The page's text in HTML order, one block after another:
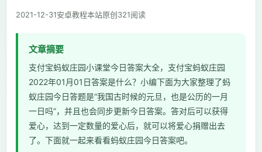
2021-12-31安卓教程本站原创321阅读
文章摘要
支付宝蚂蚁庄园小课堂今日答案大全，支付宝蚂蚁庄园
2022年01月01日答案是什么？小编下面为大家整理了蚂
蚁庄园今日答题是“我国古时候的元旦，也是公历的一月
一日吗”，并且也会同步更新今日答案。答对后可以获得
爱心，达到一定数量的爱心后，就可以将爱心捐赠出去
了。下面就一起来看看蚂蚁庄园今日答案吧。